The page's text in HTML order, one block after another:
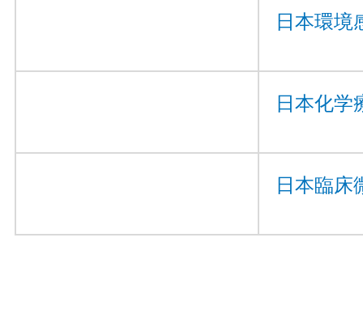
日本環境
日本化学
日本臨床